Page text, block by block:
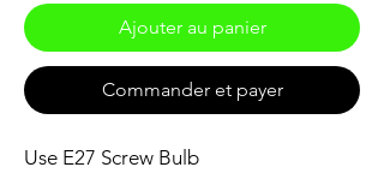
Ajouter au panier
Commander et payer
Use E27 Screw Bulb